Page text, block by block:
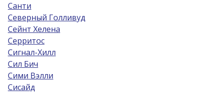
Санти
Северный Голливуд
Сейнт Хелена
Серритос
Сигнал-Хилл
Сил Бич
Сими Вэлли
Сисайд